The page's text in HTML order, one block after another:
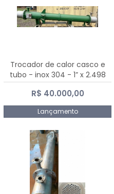
Trocador de calor casco e
tubo - inox 304 - 1” x 2.498
mm
R$ 40.000,00
Lançamento